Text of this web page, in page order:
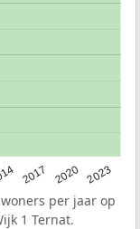
2017 2020 2023
per jaar op
1 Ternat.